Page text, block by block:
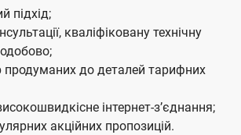
підхід;
кваліфіковану технічну
продуманих до деталей тарифних
інтернет-зʼєднання;
акційних пропозицій.